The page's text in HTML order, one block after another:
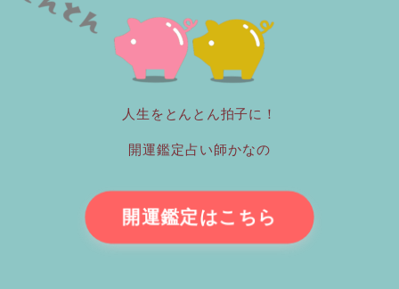
人生をとんとん拍子に！
開運鑑定占い師かなの
開運鑑定はこちら